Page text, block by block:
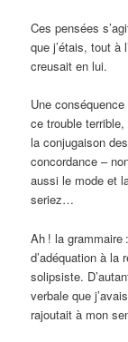
Ces pensées
que j’étais, tout à
creusait en lui.
Une
ce trouble
la conjugaison
concordance –
aussi le mode et
seriez…
Ah ! la grammaire
d’adéquation à la
solipsiste.
verbale que
rajoutait à mon